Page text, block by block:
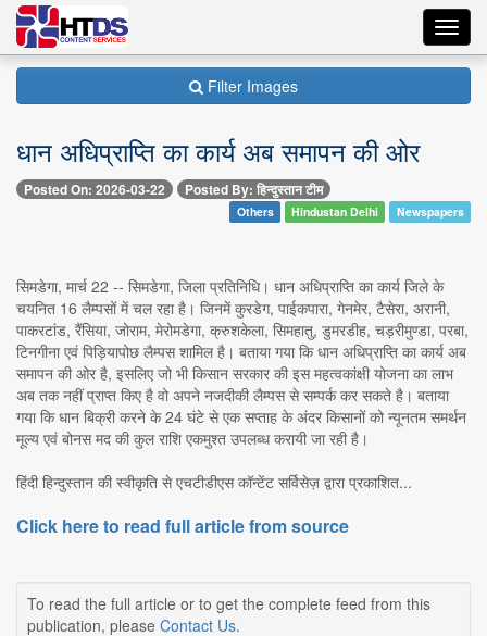
Filter Images
धान अधिप्राप्ति का कार्य अब समापन की ओर
Posted On: 2026-03-22 Posted By: हिन्दुस्तान टीम
Others Hindustan Delhi Newspapers
सिमडेगा, मार्च 22 -- सिमडेगा, जिला प्रतिनिधि। धान अधिप्राप्ति का कार्य जिले के
चयनित 16 लैम्पसों में चल रहा है। जिनमें कुरडेग, पाईकपारा, गेनमेर, टैसेरा, अरानी,
पाकरटांड, रैंसिया, जोराम, मेरोमडेगा, क्रुशकेला, सिमहातु, डुमरडीह, चड़रीमुण्डा, परबा,
टिनगीना एवं पिड़ियापोछ लैम्पस शामिल है। बताया गया कि धान अधिप्राप्ति का कार्य अब
समापन की ओर है, इसलिए जो भी किसान सरकार की इस महत्वकांक्षी योजना का लाभ
अब तक नहीं प्राप्त किए है वो अपने नजदीकी लैम्पस से सम्पर्क कर सकते है। बताया
गया कि धान बिक्री करने के 24 घंटे से एक सप्ताह के अंदर किसानों को न्यूनतम समर्थन
मूल्य एवं बोनस मद की कुल राशि एकमुश्त उपलब्ध करायी जा रही है।
हिंदी हिन्दुस्तान की स्वीकृति से एचटीडीएस कॉन्टेंट सर्विसेज़ द्वारा प्रकाशित...
Click here to read full article from source
To read the full article or to get the complete feed from this
publication, please Contact Us.